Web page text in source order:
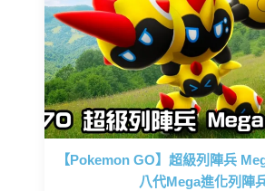
【Pokemon GO】超級列陣兵
八代Mega進化列陣